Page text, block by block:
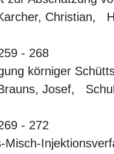
Christian,
- 268
körniger
Josef,
- 272
Misch-